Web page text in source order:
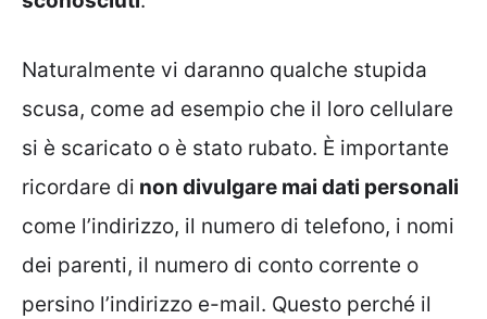
Naturalmente vi daranno qualche stupida
scusa, come ad esempio che il loro cellulare
si è scaricato o è stato rubato. È importante
ricordare di non divulgare mai dati personali
come l’indirizzo, il numero di telefono, i nomi
dei parenti, il numero di conto corrente o
persino l’indirizzo e-mail. Questo perché il